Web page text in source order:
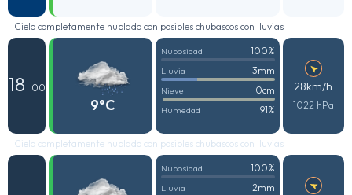
Cielo completamente nublado con posibles chubascos con lluvias
18 : 00
9°C
Nubosidad 100%
Lluvia 3mm
Nieve 0cm
Humedad 91%
28km/h
1022 hPa
Cielo completamente nublado con posibles chubascos con lluvias
Nubosidad 100%
Lluvia 2mm